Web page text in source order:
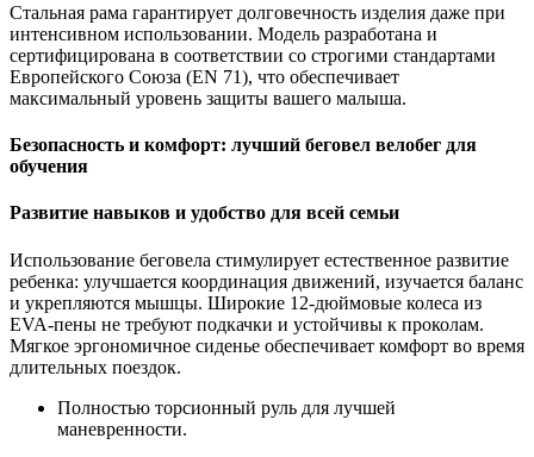
Стальная рама гарантирует долговечность изделия даже при
интенсивном использовании. Модель разработана и
сертифицирована в соответствии со строгими стандартами
Европейского Союза (EN 71), что обеспечивает
максимальный уровень защиты вашего малыша.
Безопасность и комфорт: лучший беговел велобег для
обучения
Развитие навыков и удобство для всей семьи
Использование беговела стимулирует естественное развитие
ребенка: улучшается координация движений, изучается баланс
и укрепляются мышцы. Широкие 12-дюймовые колеса из
EVA-пены не требуют подкачки и устойчивы к проколам.
Мягкое эргономичное сиденье обеспечивает комфорт во время
длительных поездок.
Полностью торсионный руль для лучшей
маневренности.